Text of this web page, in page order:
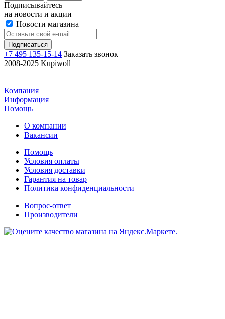
Подписывайтесь
на новости и акции
Новости магазина
+7 495 135-15-14 Заказать звонок
2008-2025 Kupiwoll
Компания
Информация
Помощь
О компании
Вакансии
Помощь
Условия оплаты
Условия доставки
Гарантия на товар
Политика конфиденциальности
Вопрос-ответ
Производители